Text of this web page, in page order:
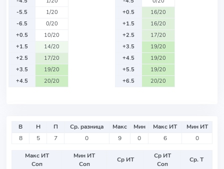
-5.5
1/20
-6.5
0/20
+0.5
10/20
+1.5
14/20
+2.5
17/20
+3.5
19/20
+4.5
20/20
+0.5
16/20
+1.5
16/20
+2.5
17/20
+3.5
19/20
+4.5
19/20
+5.5
19/20
+6.5
20/20
В Н П Ср. разница Макс Мин Макс ИТ
Мин ИТ
8
5 7 0 9 0 6 0
Макс ИТ
Соп
Мин ИТ
Соп
Ср ИТ
Ср ИТ
Соп
Ср. Т